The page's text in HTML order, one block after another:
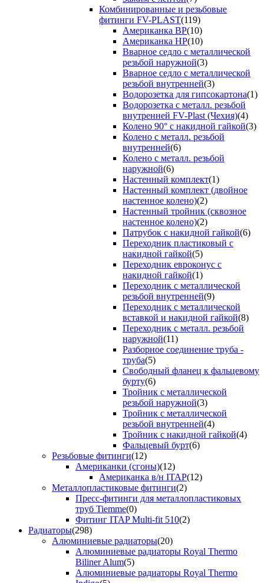
Комбинированные и резьбовые
фитинги FV-PLAST(119)
Американка ВР(10)
Американка НР(10)
Вварное седло с металлической
резьбой наружной(3)
Вварное седло с металлической
резьбой внутренней(3)
Водорозетка для гипсокартона(1)
Водорозетка с металл. резьбой
внутренней FV-Plast (Чехия)(4)
Колено 90° с накидной гайкой(3)
Колено с металл. резьбой
внутренней(6)
Колено с металл. резьбой
наружной(6)
Настенный комплект(1)
Настенный комплект (двойное
настенное колено)(2)
Настенный тройник (сквозное
настенное колено)(2)
Патрубок с накидной гайкой(6)
Переходник пластиковый с
накидной гайкой(5)
Переходник евроконус с
накидной гайкой(1)
Переходник с металлической
резьбой внутренней(9)
Переходник с металлической
вставкой и накидной гайкой(8)
Переходник с металл. резьбой
наружной(11)
Разборное соединение труба -
труба(5)
Свободный фланец к фальцевому
бурту(6)
Тройник с металлической
резьбой наружной(3)
Тройник с металлической
резьбой внутренней(4)
Тройник с накидной гайкой(4)
Фальцевый бурт(6)
Резьбовые фитинги(12)
Американки (сгоны)(12)
Американка в/н ITAP(12)
Металлопластиковые фитинги(2)
Пресс-фитинги для металлопластиковых
труб Tiemme(0)
Фитинг ITAP Multi-fit 510(2)
Радиаторы(298)
Алюминиевые радиаторы(20)
Алюминиевые радиаторы Royal Thermo
Biliner Alum(5)
Алюминиевые радиаторы Royal Thermo